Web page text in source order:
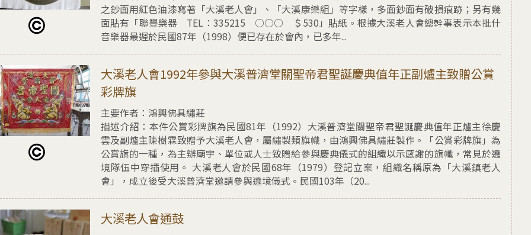
之鈔面用紅色油漆寫著「大溪老人會」、「大溪康樂組」等字樣，多面鈔面有破損痕跡；另有幾
面貼有「聯豐樂器 TEL：335215 ○○○ ＄530」貼紙。根據大溪老人會總幹事表示本批什
音樂器最遲於民國87年（1998）便已存在於會內，已多年...
大溪老人會1992年參與大溪普濟堂關聖帝君聖誕慶典值年正副爐主致贈公賞彩牌旗
大溪老人會1992年參與大溪普濟堂關聖帝君聖誕慶典值年正副爐主致贈公賞
彩牌旗
主要作者：鴻興佛具繡莊
描述介紹： 本件公賞彩牌旗為民國81年（1992）大溪普濟堂關聖帝君聖誕慶典值年正爐主徐慶
雲及副爐主陳樹霖致贈予大溪老人會，屬繡製類旗幟，由鴻興佛具繡莊製作。「公賞彩牌旗」為
公賞旗的一種，為主辦廟宇、單位或人士致贈給參與慶典儀式的組織以示感謝的旗幟，常見於遶
境隊伍中穿插使用。 大溪老人會於民國68年（1979）登記立案，組織名稱原為「大溪鎮老人
會」，成立後受大溪普濟堂邀請參與遶境儀式。民國103年（20...
大溪老人會通鼓 大溪老人會通鼓